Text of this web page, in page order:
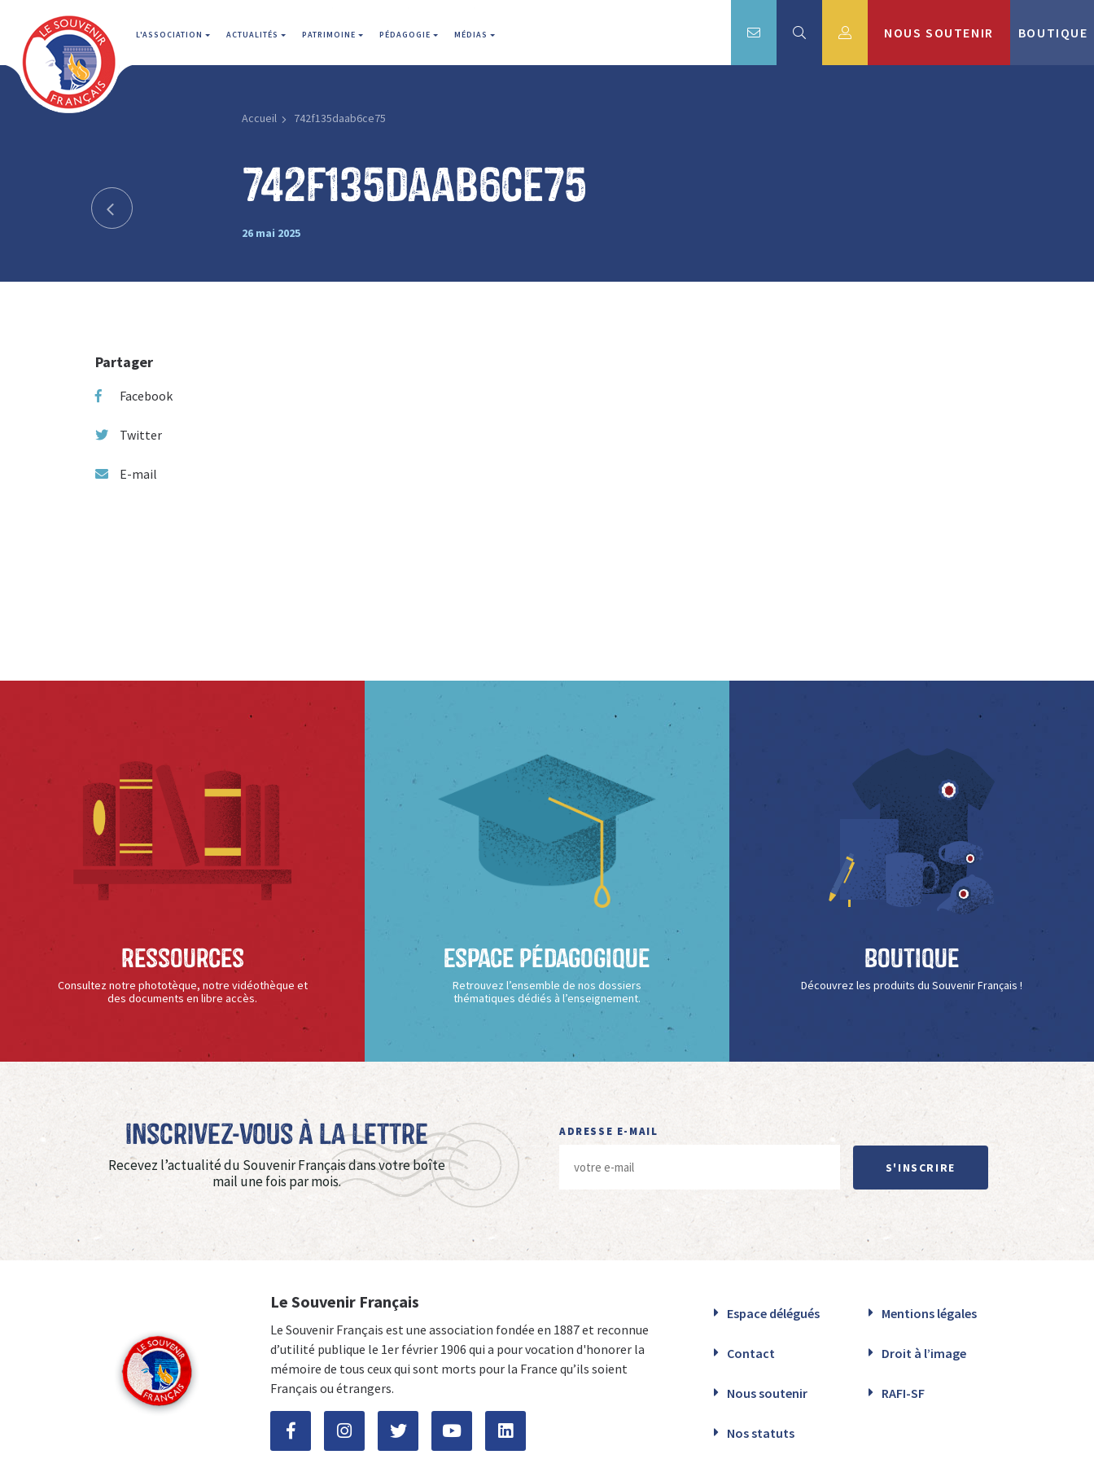
L'ASSOCIATION ACTUALITÉS PATRIMOINE PÉDAGOGIE MÉDIAS NOUS SOUTENIR BOUTIQUE
Accueil 742f135daab6ce75
742f135daab6ce75
26 mai 2025
Partager
Facebook
Twitter
E-mail
Ressources
Consultez notre phototèque, notre vidéothèque et
des documents en libre accès.
Espace Pédagogique
Retrouvez l’ensemble de nos dossiers
thématiques dédiés à l’enseignement.
Boutique
Découvrez les produits du Souvenir Français !
Inscrivez-vous à La Lettre
Recevez l’actualité du Souvenir Français dans votre boîte
mail une fois par mois.
ADRESSE E-MAIL
S'INSCRIRE
Le Souvenir Français
Le Souvenir Français est une association fondée en 1887 et reconnue
d’utilité publique le 1er février 1906 qui a pour vocation d'honorer la
mémoire de tous ceux qui sont morts pour la France qu’ils soient
Français ou étrangers.
Espace délégués Mentions légales
Contact Droit à l’image
Nous soutenir RAFI-SF
Nos statuts